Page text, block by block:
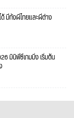
มีทั้งผีไทยและผีต่าง
มินิพีซีเกมมิ่ง เริ่มต้น